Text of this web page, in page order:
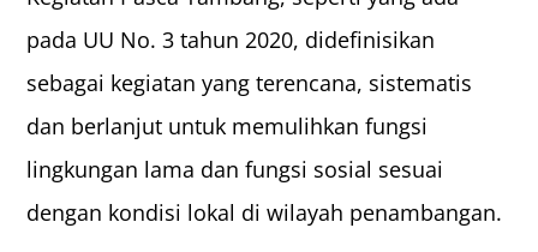
pada UU No. 3 tahun 2020, didefinisikan
sebagai kegiatan yang terencana, sistematis
dan berlanjut untuk memulihkan fungsi
lingkungan lama dan fungsi sosial sesuai
dengan kondisi lokal di wilayah penambangan.